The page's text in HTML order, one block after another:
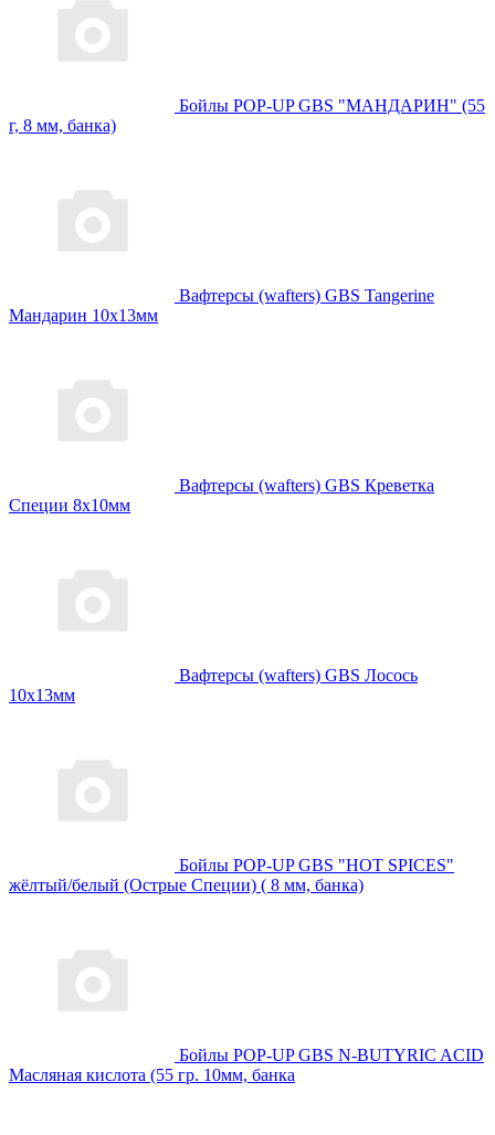
Бойлы POP-UP GBS "МАНДАРИН" (55
г, 8 мм, банка)
Вафтерсы (wafters) GBS Tangerine
Мандарин 10x13мм
Вафтерсы (wafters) GBS Креветка
Специи 8x10мм
Вафтерсы (wafters) GBS Лосось
10x13мм
Бойлы POP-UP GBS "HOT SPICES"
жёлтый/белый (Острые Специи) ( 8 мм, банка)
Бойлы POP-UP GBS N-BUTYRIC ACID
Масляная кислота (55 гр. 10мм, банка